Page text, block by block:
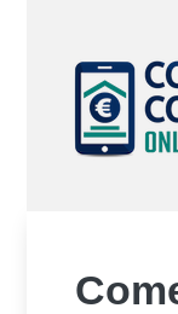
contenuto